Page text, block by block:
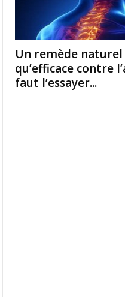
Un remède naturel
qu’efficace contre
faut l’essayer...